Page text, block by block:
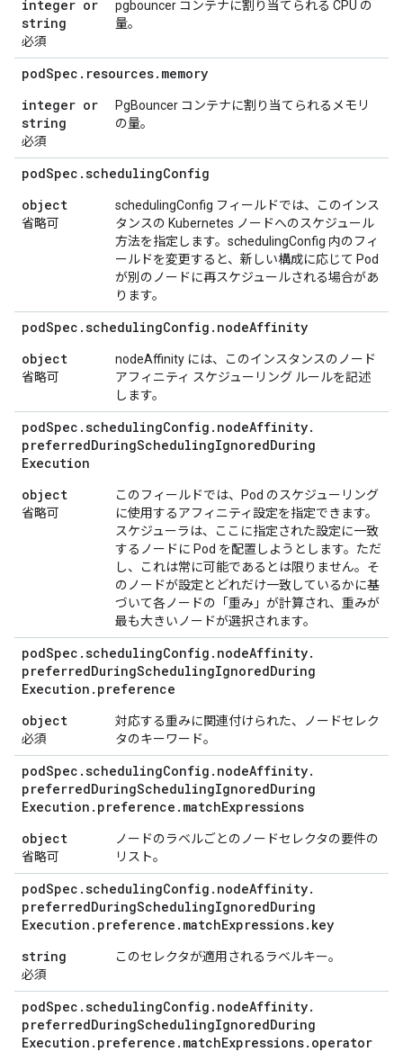
integer or
string
必須
pgbouncer コンテナに割り当てられる CPU の
量。
podSpec . resources. memory
integer or
string
必須
PgBouncer コンテナに割り当てられるメモリ
の量。
podSpec .schedulingConfig
object
省略可
schedulingConfig フィールドでは、このインス
タンスの Kubernetes ノードへのスケジュール
方法を指定します。schedulingConfig 内のフィ
ールドを変更すると、新しい構成に応じて Pod
が別のノードに再スケジュールされる場合があ
ります。
podSpec .schedulingConfig . nodeAffinity
object
省略可
nodeAffinity には、このインスタンスのノード
アフィニティ スケジューリング ルールを記述
します。
podSpec .schedulingConfig . nodeAffinity.
preferredDuringSchedulingIgnoredDuring
Execution
object
省略可
このフィールドでは、Pod のスケジューリング
に使用するアフィニティ設定を指定できます。
スケジューラは、ここに指定された設定に一致
するノードに Pod を配置しようとします。ただ
し、これは常に可能であるとは限りません。そ
のノードが設定とどれだけ一致しているかに基
づいて各ノードの「重み」が計算され、重みが
最も大きいノードが選択されます。
podSpec .schedulingConfig . nodeAffinity.
preferredDuringSchedulingIgnoredDuring
Execution . preference
object
必須
対応する重みに関連付けられた、ノードセレク
タのキーワード。
podSpec .schedulingConfig . nodeAffinity.
preferredDuringSchedulingIgnoredDuring
Execution . preference . matchExpressions
object
省略可
ノードのラベルごとのノードセレクタの要件の
リスト。
podSpec .schedulingConfig . nodeAffinity.
preferredDuringSchedulingIgnoredDuring
Execution . preference . matchExpressions. key
string
必須
このセレクタが適用されるラベルキー。
podSpec .schedulingConfig . nodeAffinity.
preferredDuringSchedulingIgnoredDuring
Execution . preference . matchExpressions. operator